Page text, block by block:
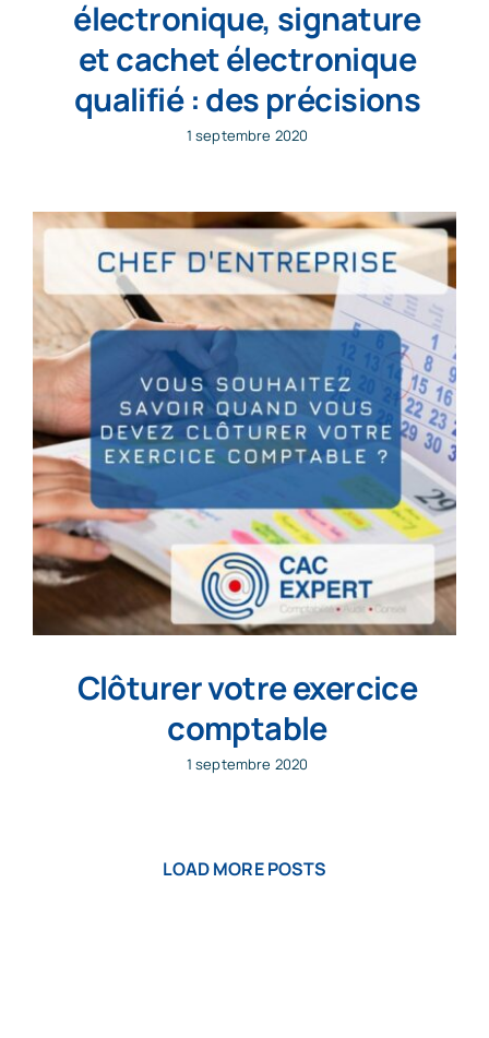
électronique, signature
et cachet électronique
qualifié : des précisions
1 septembre 2020
Clôturer votre exercice
comptable
1 septembre 2020
LOAD MORE POSTS